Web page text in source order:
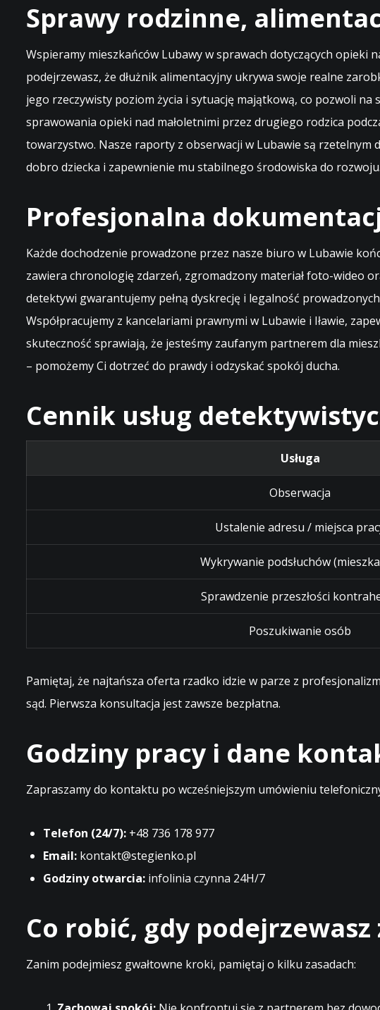
Sprawy rodzinne,
Wspieramy mieszkańców Lubawy w sprawach dotyczących opieki
podejrzewasz, że dłużnik alimentacyjny ukrywa swoje realne
jego rzeczywisty poziom życia i sytuację majątkową, co pozwoli
sprawowania opieki nad małoletnimi przez drugiego rodzica
towarzystwo. Nasze raporty z obserwacji w Lubawie są rzetelnym
dobro dziecka i zapewnienie mu stabilnego środowiska do rozwoju.
Profesjonalna
Każde dochodzenie prowadzone przez nasze biuro w Lubawie
zawiera chronologię zdarzeń, zgromadzony materiał foto-wideo
detektywi gwarantujemy pełną dyskrecję i legalność
Współpracujemy z kancelariami prawnymi w Lubawie i Iławie,
skuteczność sprawiają, że jesteśmy zaufanym partnerem dla
– pomożemy Ci dotrzeć do prawdy i odzyskać spokój ducha.
Cennik usług
Usługa
Obserwacja
Ustalenie adresu / miejsca
Wykrywanie podsłuchów
Sprawdzenie przeszłości
Poszukiwanie osób
Pamiętaj, że najtańsza oferta rzadko idzie w parze z
sąd. Pierwsza konsultacja jest zawsze bezpłatna.
Godziny pracy i dane
Zapraszamy do kontaktu po wcześniejszym umówieniu
Telefon (24/7): +48 736 178 977
Email: kontakt@stegienko.pl
Godziny otwarcia: infolinia czynna 24H/7
Co robić, gdy podejrzewasz
Zanim podejmiesz gwałtowne kroki, pamiętaj o kilku zasadach: